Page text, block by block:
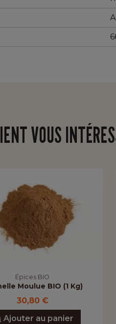
VOUS
Épices BIO
Moulue BIO (1 Kg)
30,80 €
Ajouter au panier